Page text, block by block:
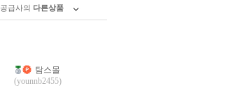
공급사의 다른상품
탐스몰
(younnb2455)